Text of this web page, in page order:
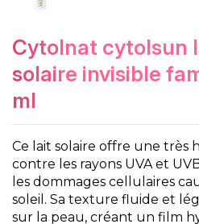
cytolnat cytolsun lait
solaire invisible
ml
Ce lait solaire offre une très
contre les rayons UVA et
les dommages cellulaires
soleil. Sa texture fluide et
sur la peau, créant un film